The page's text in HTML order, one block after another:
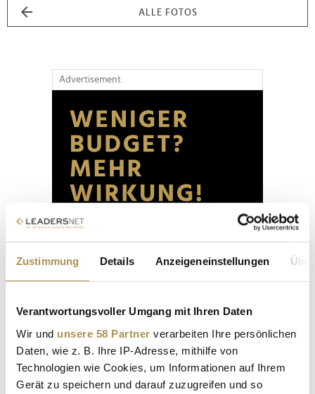
Zustimmung Details Anzeigeneinstellungen
Verantwortungsvoller Umgang mit Ihren Daten
Wir und unsere 58 Partner verarbeiten Ihre persönlichen
Daten, wie z. B. Ihre IP-Adresse, mithilfe von
Technologien wie Cookies, um Informationen auf Ihrem
Gerät zu speichern und darauf zuzugreifen und so
ALLE FOTOS
Advertisement